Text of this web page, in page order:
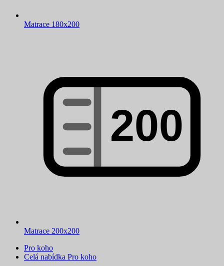
Matrace 180x200
Matrace 200x200
Pro koho
Celá nabídka Pro koho